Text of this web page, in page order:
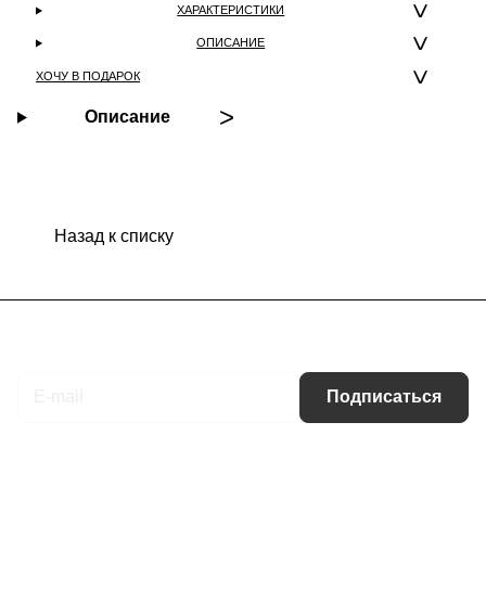
ХАРАКТЕРИСТИКИ
ОПИСАНИЕ
ХОЧУ В ПОДАРОК
Описание
Назад к списку
Подписаться